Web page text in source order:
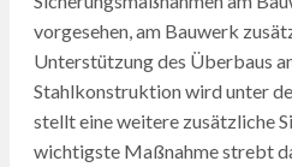
vorgesehen, am Bauwerk
Unterstützung des Überbaus
Stahlkonstruktion wird unter
stellt eine weitere zusätzliche
wichtigste Maßnahme strebt